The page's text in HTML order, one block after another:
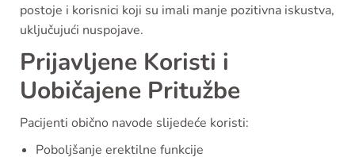
postoje i korisnici koji su imali manje pozitivna iskustva,
uključujući nuspojave.
Prijavljene Koristi i
Uobičajene Pritužbe
Pacijenti obično navode slijedeće koristi:
Poboljšanje erektilne funkcije